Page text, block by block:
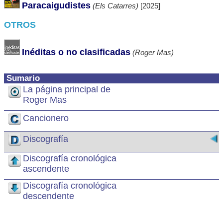
Sumario
La página principal de
Roger Mas
Cancionero
Discografía
Discografía cronológica
ascendente
Discografía cronológica
descendente
Paracaigudistes (Els Catarres) [2025]
OTROS
Inéditas o no clasificadas (Roger Mas)